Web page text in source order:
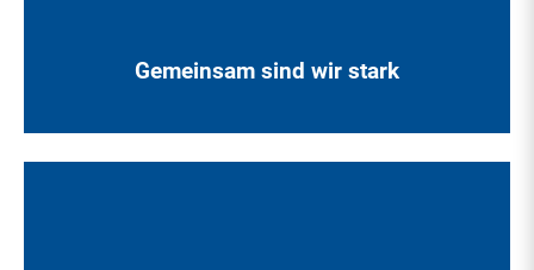
Gemeinsam sind wir stark